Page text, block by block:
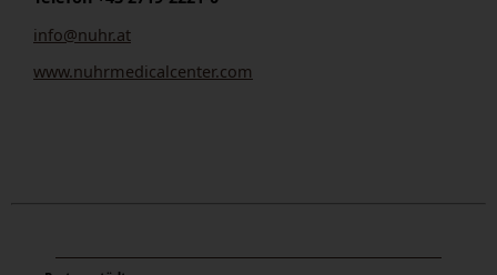
info@nuhr.at
www.nuhrmedicalcenter.com